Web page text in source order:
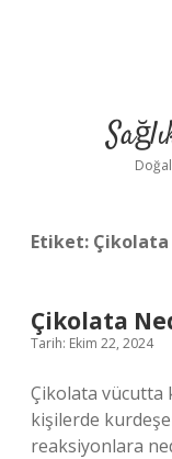
Etiket: Çikolata
Çikolata
Tarih: Ekim 22, 2024
Çikolata vücutta
kişilerde
reaksiyonlara